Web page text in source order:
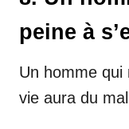
peine à
Un homme qui
vie aura du